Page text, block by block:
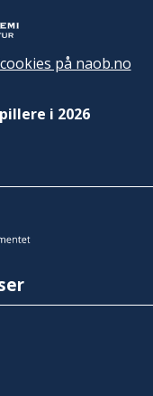
på naob.no
i 2026